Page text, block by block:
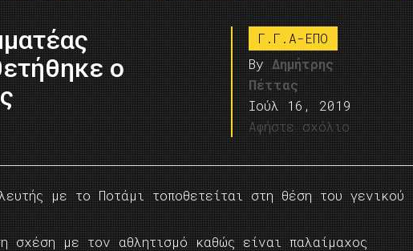
ο
Γ.Γ.Α-ΕΠΟ
By Δημήτρης
Πέττας
Ιούλ 16, 2019
Αφήστε σχόλιο
με το Ποτάμι τοποθετείται στη θέση του γενικού
σχέση με τον αθλητισμό καθώς είναι παλαίμαχος